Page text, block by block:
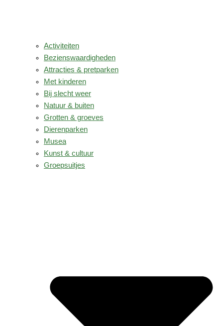
Activiteiten
Bezienswaardigheden
Attracties & pretparken
Met kinderen
Bij slecht weer
Natuur & buiten
Grotten & groeves
Dierenparken
Musea
Kunst & cultuur
Groepsuitjes